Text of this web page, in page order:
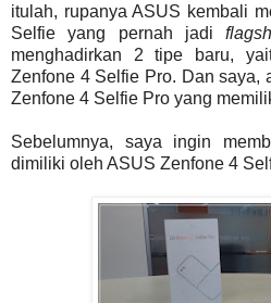
itulah, rupanya ASUS kembali
Selfie yang pernah jadi
menghadirkan 2 tipe baru,
Zenfone 4 Selfie Pro. Dan saya,
Zenfone 4 Selfie Pro yang
Sebelumnya, saya ingin
dimiliki oleh ASUS Zenfone 4